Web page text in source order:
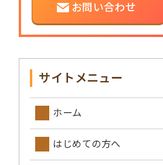
お問い合わせ
サイトメニュー
ホーム
はじめての方へ